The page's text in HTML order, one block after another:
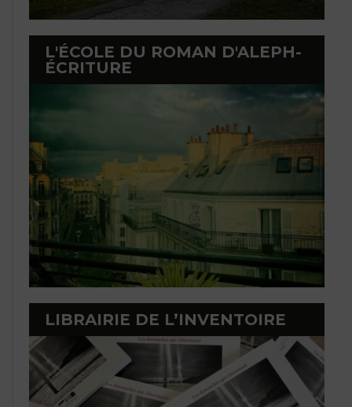
L'ÉCOLE DU ROMAN D'ALEPH-
ÉCRITURE
LIBRAIRIE DE L’INVENTOIRE